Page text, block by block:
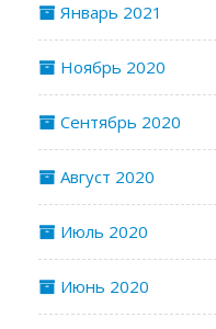
Январь 2021
Ноябрь 2020
Сентябрь 2020
Август 2020
Июль 2020
Июнь 2020